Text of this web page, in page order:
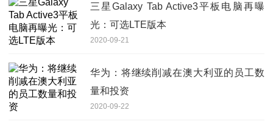
三星Galaxy Tab Active3平板电脑再曝
光：可选LTE版本
2020-09-21
华为：将继续削减在澳大利亚的员工数
量和投资
2020-09-22